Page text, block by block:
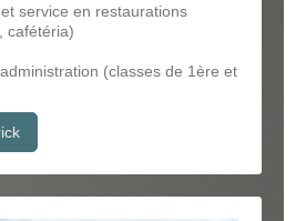
service en restaurations
cafétéria)
(classes de 1ère et